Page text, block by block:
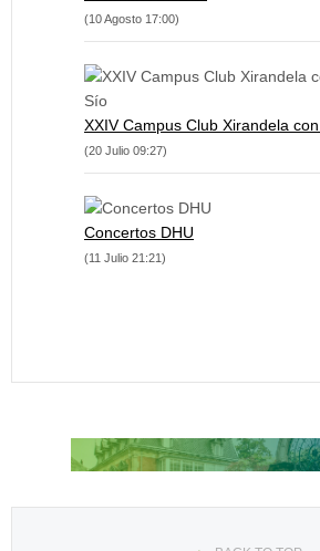
(10 Agosto 17:00)
XXIV Campus Club Xirandela
(20 Julio 09:27)
Concertos DHU
(11 Julio 21:21)